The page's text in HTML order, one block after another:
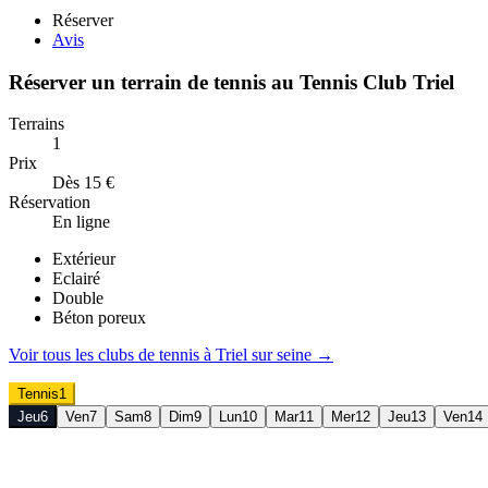
Réserver
Avis
Réserver un terrain de tennis au Tennis Club Triel
Terrains
1
Prix
Dès 15 €
Réservation
En ligne
Extérieur
Eclairé
Double
Béton poreux
Voir tous les clubs de tennis à Triel sur seine →
Tennis1
Jeu6 Ven7 Sam8 Dim9 Lun10 Mar11 Mer12 Jeu13 Ven14